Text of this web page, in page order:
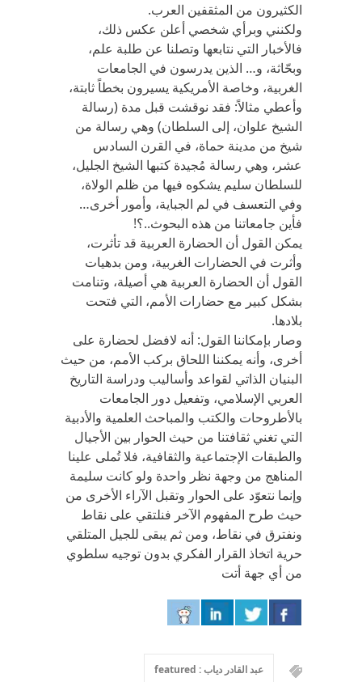
الكثيرون من المثقفين العرب.
ولكنني وبرأي شخصي أعلن عكس ذلك،
فالأخبار التي نتابعها وتصلنا عن طلبة علم،
وبحّاثة، و… الذين يدرسون في الجامعات
الغربية، وخاصة الأمريكية يسيرون بخطاً ثابتة،
وأعطي مثالاً: فقد نوقشت قبل مدة (رسالة
الشيخ علوان، إلى السلطان) وهي رسالة من
شيخ من مدينة حماة، في القرن السادس
عشر، وهي رسالة مُجيدة كتبها الشيخ الجليل،
للسلطان سليم يشكوه فيها من ظلم الولاة،
وفي التعسف في لم الجباية، وأمور أخرى…
فأين جامعاتنا من هذه البحوث..؟!
يمكن القول أن الحضارة العربية قد تأثرت،
وأثرت في الحضارات الغربية، ومن بدهيات
القول أن الحضارة العربية هي أصيلة، وتنامت
بشكل كبير مع حضارات الأمم، التي فتحت
بلادها.
وصار بإمكاننا القول: أنه لافضل لحضارة على
أخرى، وأنه يمكننا اللحاق بركب الأمم، من حيث
البنيان الذاتي لقواعد وأساليب ودراسة التاريخ
العربي الإسلامي، وتفعيل دور الجامعات
بالأطروحات والكتب والمباحث العلمية والأدبية
التي تغني ثقافتنا من حيث الحوار بين الأجيال
والطبقات الإجتماعية والثقافية، فلا تُملى علينا
المناهج من وجهة نظر واحدة ولو كانت سليمة
وإنما نتعوّد على الحوار وتقبل الآراء الأخرى من
حيث طرح المفهوم الآخر فنلتقي على نقاط
ونفترق في نقاط، ومن ثم يبقى للجيل المتلقي
حرية اتخاذ القرار الفكري بدون توجيه سلطوي
من أي جهة أتت
عبد القادر دياب : featured